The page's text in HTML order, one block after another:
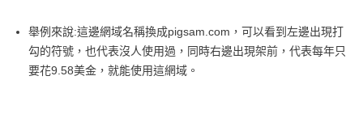
舉例來說:這邊網域名稱換成pigsam.com，可以看到左邊出現打
勾的符號，也代表沒人使用過，同時右邊出現架前，代表每年只
要花9.58美金，就能使用這網域。